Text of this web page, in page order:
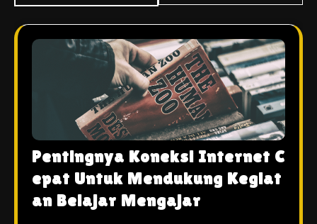
Pentingnya Koneksi Internet C
epat Untuk Mendukung Kegiat
an Belajar Mengajar